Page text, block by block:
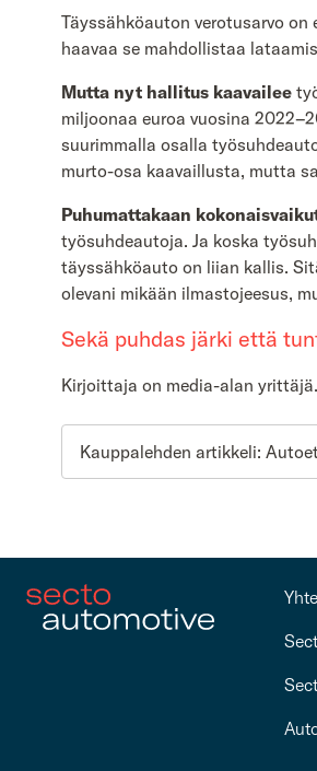
Täyssähköauton verotusarvo
haavaa se mahdollistaa
Mutta nyt hallitus kaavailee
miljoonaa euroa vuosina
suurimmalla osalla
murto-osa kaavaillusta, mutta
Puhumattakaan
työsuhdeautoja. Ja koska
täyssähköauto on liian kallis.
olevani mikään ilmastojeesus,
Sekä puhdas järki että
Kirjoittaja on media-alan yrittäjä.
Kauppalehden artikkeli: